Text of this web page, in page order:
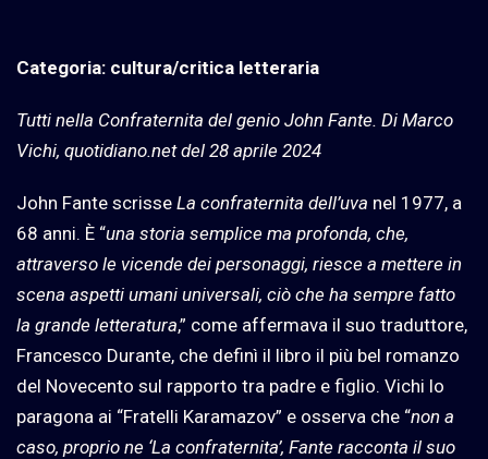
Categoria: cultura/critica letteraria
Tutti nella Confraternita del genio John Fante. Di Marco
Vichi, quotidiano.net del 28 aprile 2024
John Fante scrisse La confraternita dell’uva nel 1977, a
68 anni. È “una storia semplice ma profonda, che,
attraverso le vicende dei personaggi, riesce a mettere in
scena aspetti umani universali, ciò che ha sempre fatto
la grande letteratura,” come affermava il suo traduttore,
Francesco Durante, che definì il libro il più bel romanzo
del Novecento sul rapporto tra padre e figlio. Vichi lo
paragona ai “Fratelli Karamazov” e osserva che “non a
caso, proprio ne ‘La confraternita’, Fante racconta il suo